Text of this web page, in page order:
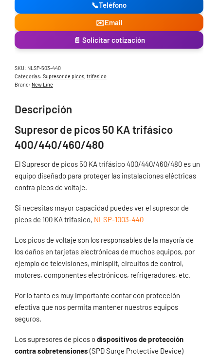
📞Teléfono
✉️Email
📄 Solicitar cotización
SKU: NLSP-503-440
Categorías: Supresor de picos, trifasico
Brand: New Line
Descripción
Supresor de picos 50 KA trifásico
400/440/460/480
El Supresor de picos 50 KA trifásico 400/440/460/480 es un
equipo diseñado para proteger las instalaciones eléctricas
contra picos de voltaje.
Si necesitas mayor capacidad puedes ver el supresor de
picos de 100 KA trifasico, NLSP-1003-440
Los picos de voltaje son los responsables de la mayoría de
los daños en tarjetas electrónicas de muchos equipos, por
ejemplo de televisiones, minisplit, circuitos de control,
motores, componentes electrónicos, refrigeradores, etc.
Por lo tanto es muy importante contar con protección
efectiva que nos permita mantener nuestros equipos
seguros.
Los supresores de picos odispositivos de protección
contra sobretensiones (SPD Surge Protective Device)